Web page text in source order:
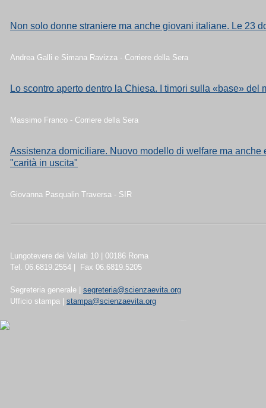
Non solo donne straniere ma anche giovani italiane. Le 23
Andrea Galli e Simana Ravizza - Corriere della Sera
Lo scontro aperto dentro la Chiesa. I timori sulla «base» del
Massimo Franco - Corriere della Sera
Assistenza domiciliare. Nuovo modello di welfare ma anche
"carità in uscita"
Giovanna Pasqualin Traversa - SIR
Lungotevere dei Vallati 10 | 00186 Roma
Tel. 06.6819.2554 | Fax 06.6819.5205
Segreteria generale |
segreteria@scienzaevita.org
Ufficio stampa | stampa@scienzaevita.org